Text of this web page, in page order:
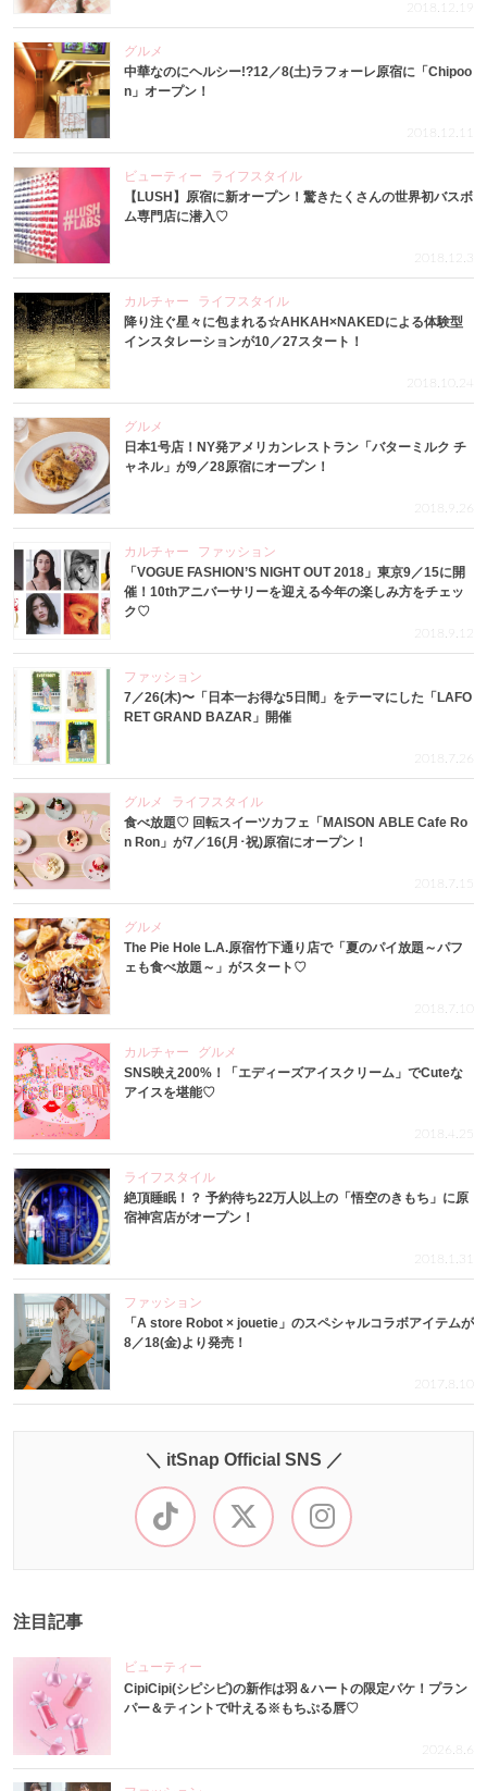
2018.12.19
グルメ
中華なのにヘルシー!?12／8(土)ラフォーレ原宿に「Chipoo
n」オープン！
2018.12.11
ビューティー
ライフスタイル
【LUSH】原宿に新オープン！驚きたくさんの世界初バスボ
ム専門店に潜入♡
2018.12.3
カルチャー
ライフスタイル
降り注ぐ星々に包まれる☆AHKAH×NAKEDによる体験型
インスタレーションが10／27スタート！
2018.10.24
グルメ
日本1号店！NY発アメリカンレストラン「バターミルク チ
ャネル」が9／28原宿にオープン！
2018.9.26
カルチャー
ファッション
「VOGUE FASHION’S NIGHT OUT 2018」東京9／15に開
催！10thアニバーサリーを迎える今年の楽しみ方をチェッ
ク♡
2018.9.12
ファッション
7／26(木)〜「日本一お得な5日間」をテーマにした「LAFO
RET GRAND BAZAR」開催
2018.7.26
グルメ
ライフスタイル
食べ放題♡ 回転スイーツカフェ「MAISON ABLE Cafe Ro
n Ron」が7／16(月･祝)原宿にオープン！
2018.7.15
グルメ
The Pie Hole L.A.原宿竹下通り店で「夏のパイ放題～パフ
ェも食べ放題～」がスタート♡
2018.7.10
カルチャー
グルメ
SNS映え200%！「エディーズアイスクリーム」でCuteな
アイスを堪能♡
2018.4.25
ライフスタイル
絶頂睡眠！？ 予約待ち22万人以上の「悟空のきもち」に原
宿神宮店がオープン！
2018.1.31
ファッション
「A store Robot × jouetie」のスペシャルコラボアイテムが
8／18(金)より発売！
2017.8.10
＼ itSnap Official SNS ／
注目記事
ビューティー
CipiCipi(シピシピ)の新作は羽＆ハートの限定パケ！プラン
パー＆ティントで叶える※もちぷる唇♡
2026.8.6